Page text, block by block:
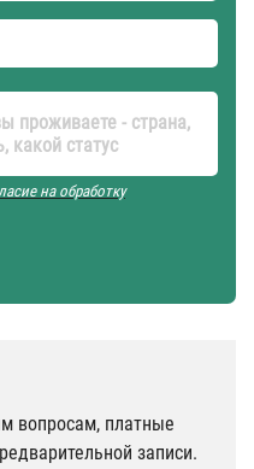
проживаете - страна,
какой статус
на обработку
вопросам, платные
записи.